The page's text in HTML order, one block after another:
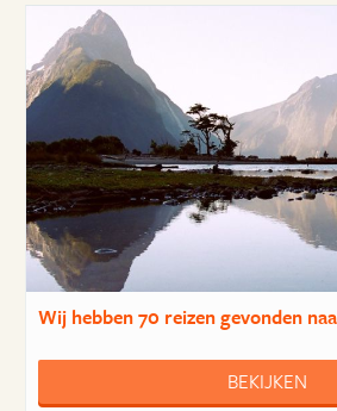
Wij hebben70 reizengevonden
BEKIJKEN